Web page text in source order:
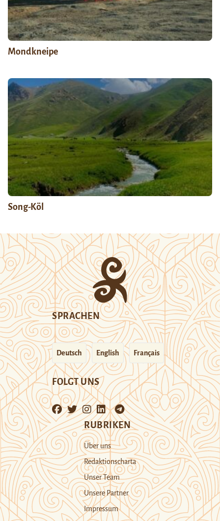
Mondkneipe
Song-Köl
SPRACHEN
Deutsch English Français
FOLGT UNS
RUBRIKEN
Über uns
Redaktionscharta
Unser Team
Unsere Partner
Impressum